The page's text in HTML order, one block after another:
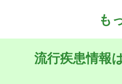
も
流行疾患情報